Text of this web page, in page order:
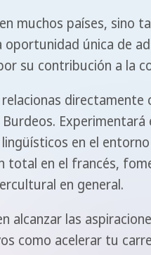
muchos países, sino
única de
su contribución a la
en el
total en el francés,
en general.
alcanzar las
como acelerar tu